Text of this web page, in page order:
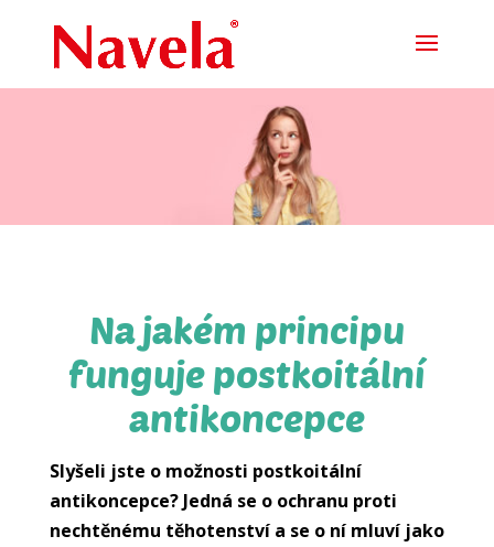
Na jakém principu
funguje postkoitální
antikoncepce
Slyšeli jste o možnosti postkoitální
antikoncepce? Jedná se o ochranu proti
nechtěnému těhotenství a se o ní mluví jako